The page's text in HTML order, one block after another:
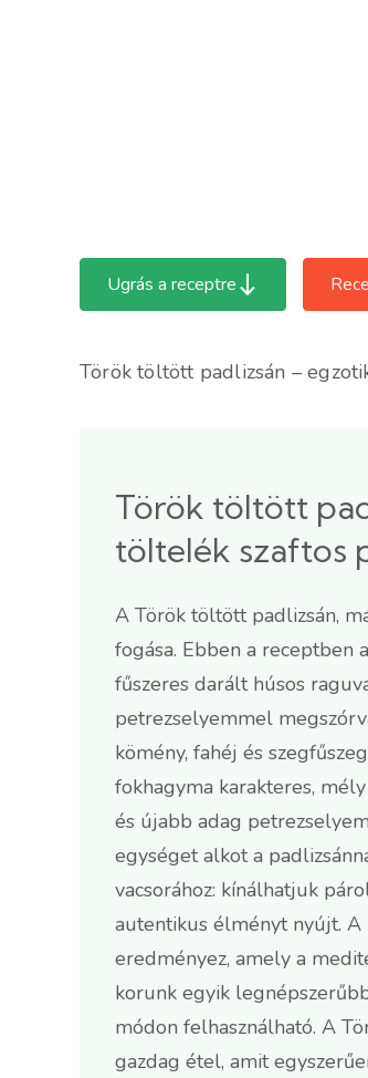
Ugrás a receptre
Török töltött padlizsán –
Török töltött
töltelék szaftos
A Török töltött padlizsán,
fogása. Ebben a receptben
fűszeres darált húsos
petrezselyemmel
kömény, fahéj és
fokhagyma karakteres,
és újabb adag
egységet alkot a
vacsorához: kínálhatjuk
autentikus élményt nyújt. A
eredményez, amely a
korunk egyik
módon felhasználható. A
gazdag étel, amit